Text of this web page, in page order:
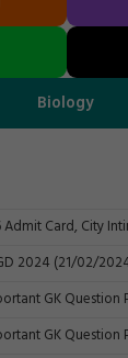
Biology
Admit Card, City
2024 (21/02/
GK Question
GK Question